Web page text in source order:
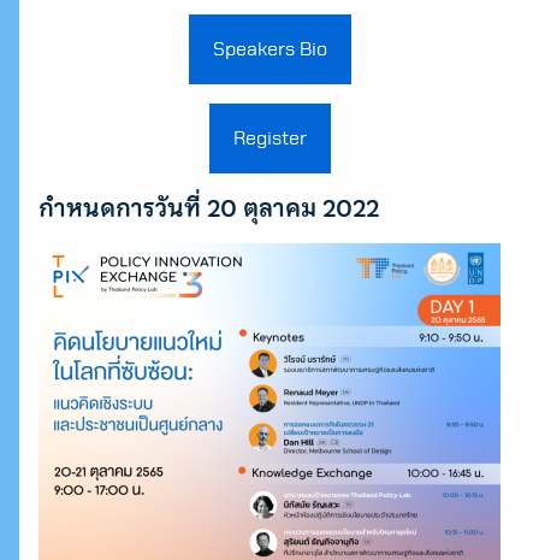
Speakers Bio
Register
กำหนดการวันที่ 20 ตุลาคม 2022